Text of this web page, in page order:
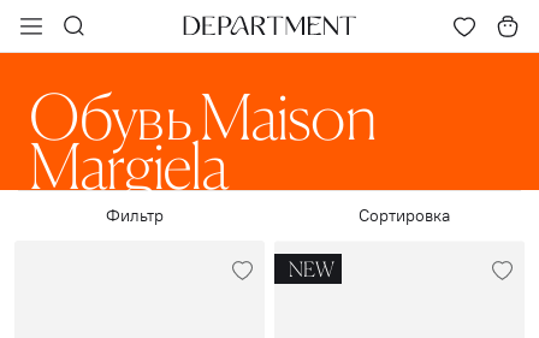
Обувь Maison
Margiela
Фильтр Сортировка
NEW